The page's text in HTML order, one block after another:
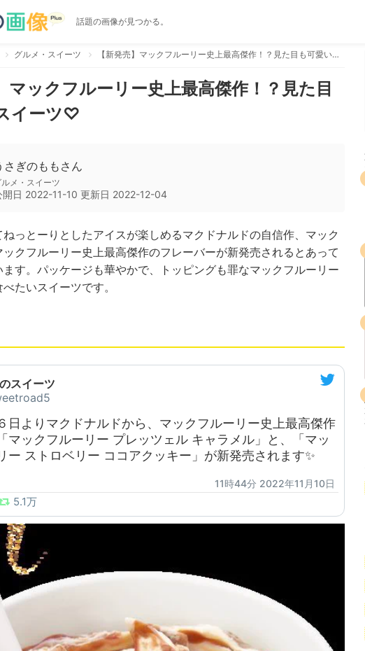
話題の画像が見つかる。
グルメ・スイーツ 【新発売】マックフルーリー史上最高傑作！？見た目も可愛いスイーツ♡
マックフルーリー史上最高傑作！？見た目
イーツ♡
さぎのももさん
ルメ・スイーツ
開日 2022-11-10 更新日 2022-12-04
ねっとーりとしたアイスが楽しめるマクドナルドの自信作、マック
クフルーリー史上最高傑作のフレーバーが新発売されるとあって
す。パッケージも華やかで、トッピングも罪なマックフルーリー
たいスイーツです。
スイーツ
日よりマクドナルドから、マックフルーリー史上最高傑作
マックフルーリー プレッツェル キャラメル」と、「マッ
ー ストロベリー ココアクッキー」が新発売されます✨
11時44分 2022年11月10日
5.1万